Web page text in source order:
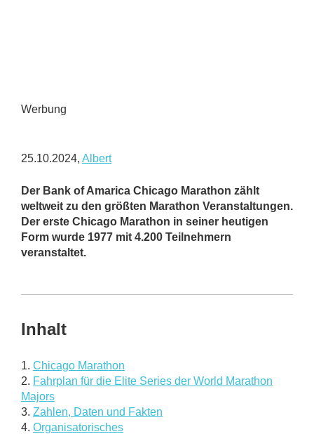
Werbung
25.10.2024, Albert
Der Bank of Amarica Chicago Marathon zählt
weltweit zu den größten Marathon Veranstaltungen.
Der erste Chicago Marathon in seiner heutigen
Form wurde 1977 mit 4.200 Teilnehmern
veranstaltet.
Inhalt
1. Chicago Marathon
2. Fahrplan für die Elite Series der World Marathon
Majors
3. Zahlen, Daten und Fakten
4. Organisatorisches